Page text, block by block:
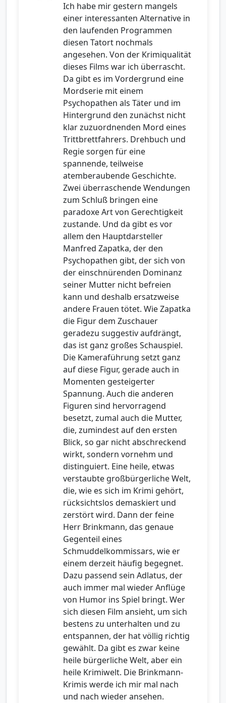
Ich habe mir gestern mangels
einer interessanten Alternative in
den laufenden Programmen
diesen Tatort nochmals
angesehen. Von der Krimiqualität
dieses Films war ich überrascht.
Da gibt es im Vordergrund eine
Mordserie mit einem
Psychopathen als Täter und im
Hintergrund den zunächst nicht
klar zuzuordnenden Mord eines
Trittbrettfahrers. Drehbuch und
Regie sorgen für eine
spannende, teilweise
atemberaubende Geschichte.
Zwei überraschende Wendungen
zum Schluß bringen eine
paradoxe Art von Gerechtigkeit
zustande. Und da gibt es vor
allem den Hauptdarsteller
Manfred Zapatka, der den
Psychopathen gibt, der sich von
der einschnürenden Dominanz
seiner Mutter nicht befreien
kann und deshalb ersatzweise
andere Frauen tötet. Wie Zapatka
die Figur dem Zuschauer
geradezu suggestiv aufdrängt,
das ist ganz großes Schauspiel.
Die Kameraführung setzt ganz
auf diese Figur, gerade auch in
Momenten gesteigerter
Spannung. Auch die anderen
Figuren sind hervorragend
besetzt, zumal auch die Mutter,
die, zumindest auf den ersten
Blick, so gar nicht abschreckend
wirkt, sondern vornehm und
distinguiert. Eine heile, etwas
verstaubte großbürgerliche Welt,
die, wie es sich im Krimi gehört,
rücksichtslos demaskiert und
zerstört wird. Dann der feine
Herr Brinkmann, das genaue
Gegenteil eines
Schmuddelkommissars, wie er
einem derzeit häufig begegnet.
Dazu passend sein Adlatus, der
auch immer mal wieder Anflüge
von Humor ins Spiel bringt. Wer
sich diesen Film ansieht, um sich
bestens zu unterhalten und zu
entspannen, der hat völlig richtig
gewählt. Da gibt es zwar keine
heile bürgerliche Welt, aber ein
heile Krimiwelt. Die Brinkmann-
Krimis werde ich mir mal nach
und nach wieder ansehen.